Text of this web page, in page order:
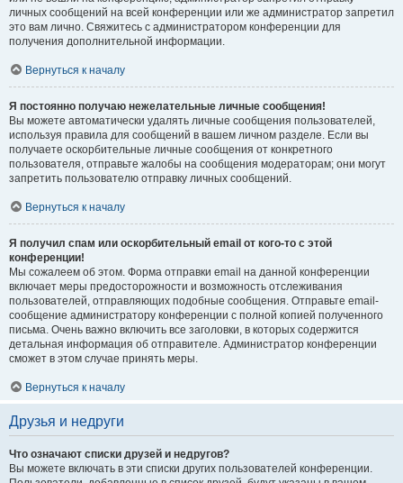
личных сообщений на всей конференции или же администратор запретил
это вам лично. Свяжитесь с администратором конференции для
получения дополнительной информации.
Вернуться к началу
Я постоянно получаю нежелательные личные сообщения!
Вы можете автоматически удалять личные сообщения пользователей,
используя правила для сообщений в вашем личном разделе. Если вы
получаете оскорбительные личные сообщения от конкретного
пользователя, отправьте жалобы на сообщения модераторам; они могут
запретить пользователю отправку личных сообщений.
Вернуться к началу
Я получил спам или оскорбительный email от кого-то с этой
конференции!
Мы сожалеем об этом. Форма отправки email на данной конференции
включает меры предосторожности и возможность отслеживания
пользователей, отправляющих подобные сообщения. Отправьте email-
сообщение администратору конференции с полной копией полученного
письма. Очень важно включить все заголовки, в которых содержится
детальная информация об отправителе. Администратор конференции
сможет в этом случае принять меры.
Вернуться к началу
Друзья и недруги
Что означают списки друзей и недругов?
Вы можете включать в эти списки других пользователей конференции.